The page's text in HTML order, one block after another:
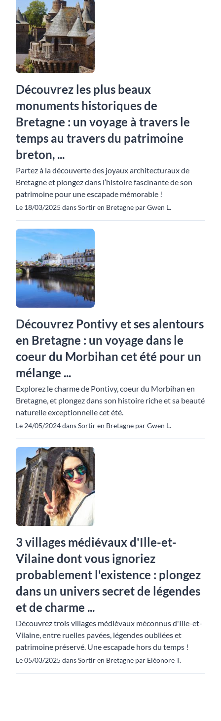
Découvrez les plus beaux
monuments historiques de
Bretagne : un voyage à travers le
temps au travers du patrimoine
breton, ...
Partez à la découverte des joyaux architecturaux de
Bretagne et plongez dans l’histoire fascinante de son
patrimoine pour une escapade mémorable !
Le 18/03/2025 dans Sortir en Bretagne par Gwen L.
Découvrez Pontivy et ses alentours
en Bretagne : un voyage dans le
coeur du Morbihan cet été pour un
mélange ...
Explorez le charme de Pontivy, coeur du Morbihan en
Bretagne, et plongez dans son histoire riche et sa beauté
naturelle exceptionnelle cet été.
Le 24/05/2024 dans Sortir en Bretagne par Gwen L.
3 villages médiévaux d'Ille-et-
Vilaine dont vous ignoriez
probablement l'existence : plongez
dans un univers secret de légendes
et de charme ...
Découvrez trois villages médiévaux méconnus d'Ille-et-
Vilaine, entre ruelles pavées, légendes oubliées et
patrimoine préservé. Une escapade hors du temps !
Le 05/03/2025 dans Sortir en Bretagne par Eléonore T.